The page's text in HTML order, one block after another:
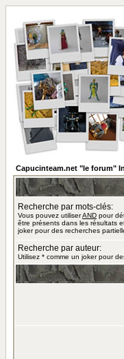
Capucinteam.net "le forum"
Recherche par mots-clés:
Vous pouvez utiliserAND pour
être présents dans les résultats
joker pour des recherches
Recherche par auteur:
Utilisez * comme un joker pour